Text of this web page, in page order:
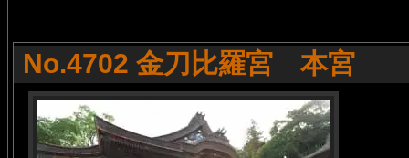
No.4702 金刀比羅宮 本宮